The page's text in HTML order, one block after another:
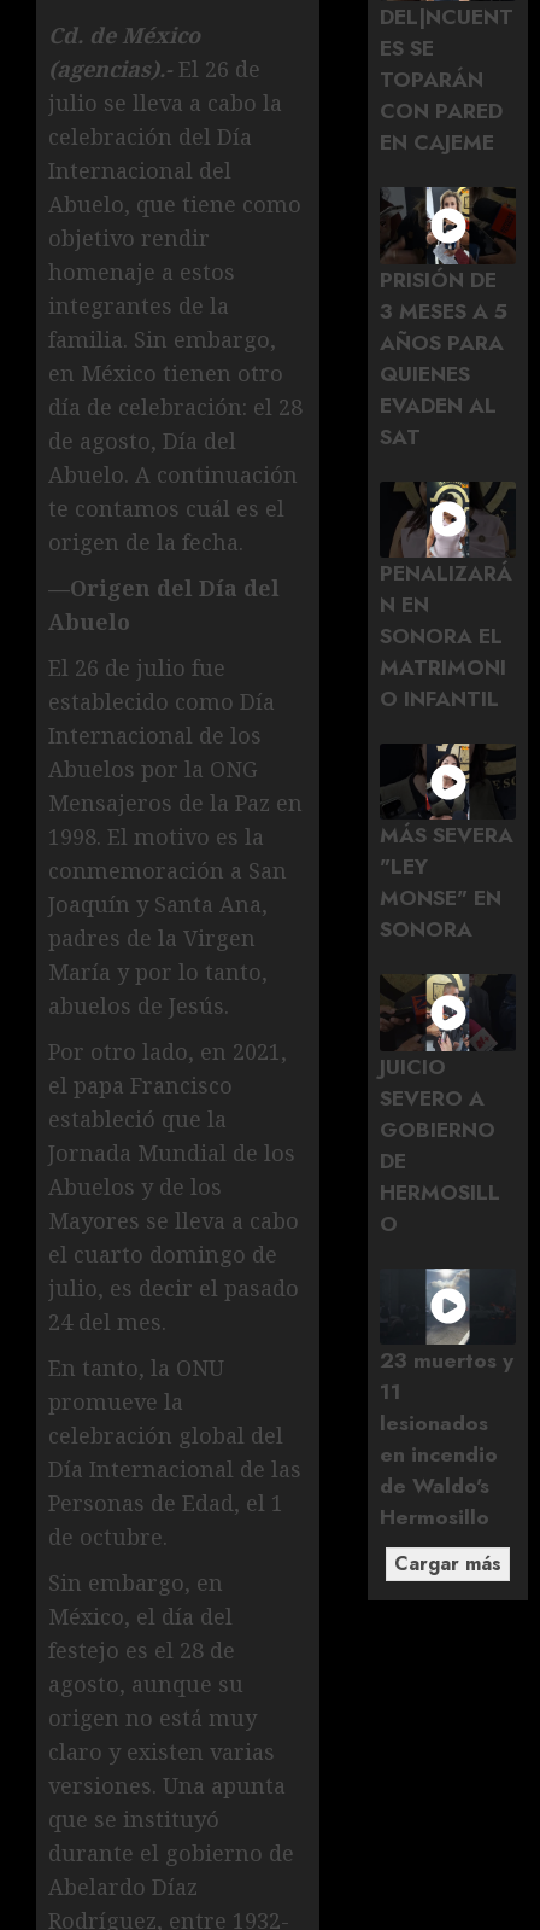
Cd. de México
(agencias).- El 26 de
julio se lleva a cabo la
celebración del Día
Internacional del
Abuelo, que tiene como
objetivo rendir
homenaje a estos
integrantes de la
familia. Sin embargo,
en México tienen otro
día de celebración: el 28
de agosto, Día del
Abuelo. A continuación
te contamos cuál es el
origen de la fecha.
—Origen del Día del
Abuelo
El 26 de julio fue
establecido como Día
Internacional de los
Abuelos por la ONG
Mensajeros de la Paz en
1998. El motivo es la
conmemoración a San
Joaquín y Santa Ana,
padres de la Virgen
María y por lo tanto,
abuelos de Jesús.
Por otro lado, en 2021,
el papa Francisco
estableció que la
Jornada Mundial de los
Abuelos y de los
Mayores se lleva a cabo
el cuarto domingo de
julio, es decir el pasado
24 del mes.
En tanto, la ONU
promueve la
celebración global del
Día Internacional de las
Personas de Edad, el 1
de octubre.
Sin embargo, en
México, el día del
festejo es el 28 de
agosto, aunque su
origen no está muy
claro y existen varias
versiones. Una apunta
que se instituyó
durante el gobierno de
Abelardo Díaz
Rodríguez, entre 1932-
DEL|NCUENT
ES SE
TOPARÁN
CON PARED
EN CAJEME
PRISIÓN DE
3 MESES A 5
AÑOS PARA
QUIENES
EVADEN AL
SAT
PENALIZARÁ
N EN
SONORA EL
MATRIMONI
O INFANTIL
MÁS SEVERA
"LEY
MONSE" EN
SONORA
JUICIO
SEVERO A
GOBIERNO
DE
HERMOSILL
O
23 muertos y
11
lesionados
en incendio
de Waldo's
Hermosillo
Cargar más